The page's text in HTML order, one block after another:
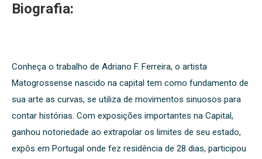
Biografia:
Conheça o trabalho de Adriano F. Ferreira, o artista
Matogrossense nascido na capital tem como fundamento de
sua arte as curvas, se utiliza de movimentos sinuosos para
contar histórias. Com exposições importantes na Capital,
ganhou notoriedade ao extrapolar os limites de seu estado,
expôs em Portugal onde fez residência de 28 dias, participou